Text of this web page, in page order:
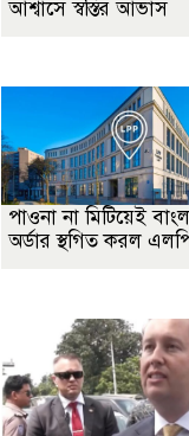
আশ্বাসে স্বস্তির আভাস
পাওনা না মিটিয়েই
অর্ডার স্থগিত করল